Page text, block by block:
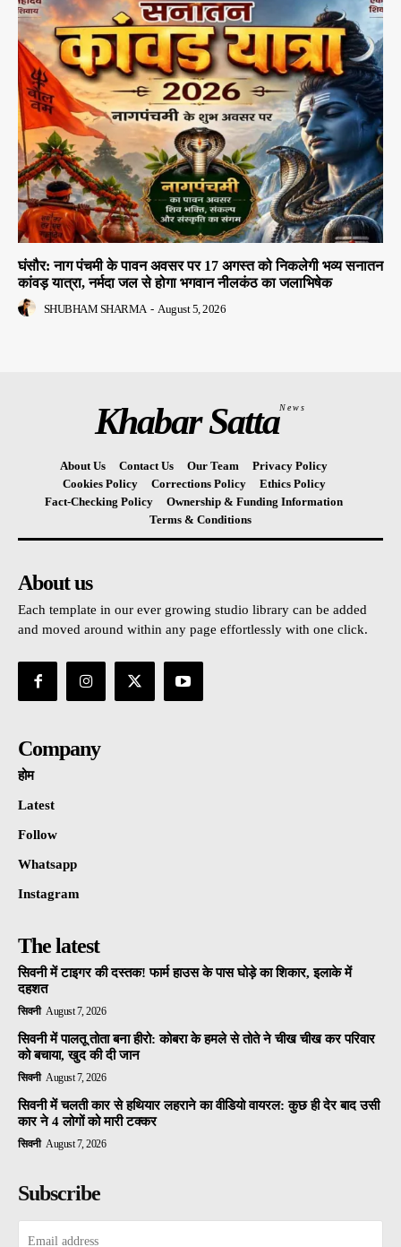
घंसौर: नाग पंचमी के पावन अवसर पर 17 अगस्त को निकलेगी भव्य सनातन
कांवड़ यात्रा, नर्मदा जल से होगा भगवान नीलकंठ का जलाभिषेक
SHUBHAM SHARMA - August 5, 2026
Khabar SattaNews
About Us Contact Us Our Team
Privacy Policy
Cookies Policy
Corrections Policy
Ethics Policy
Fact-Checking Policy
Ownership & Funding Information
Terms & Conditions
About us
Each template in our ever growing studio library can be added
and moved around within any page effortlessly with one click.
Company
होम
Latest
Follow
Whatsapp
Instagram
The latest
सिवनी में टाइगर की दस्तक! फार्म हाउस के पास घोड़े का शिकार, इलाके में
दहशत
सिवनी August 7, 2026
सिवनी में पालतू तोता बना हीरो: कोबरा के हमले से तोते ने चीख चीख कर परिवार
को बचाया, खुद की दी जान
सिवनी August 7, 2026
सिवनी में चलती कार से हथियार लहराने का वीडियो वायरल: कुछ ही देर बाद उसी
कार ने 4 लोगों को मारी टक्कर
सिवनी August 7, 2026
Subscribe